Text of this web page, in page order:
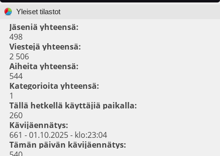
Yleiset tilastot
Jäseniä yhteensä:
498
Viestejä yhteensä:
2 506
Aiheita yhteensä:
544
Kategorioita yhteensä:
1
Tällä hetkellä käyttäjiä paikalla:
260
Kävijäennätys:
661 - 01.10.2025 - klo:23:04
Tämän päivän kävijäennätys: